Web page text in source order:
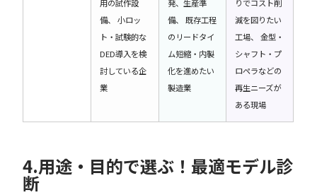
用の試作設
備、 小ロッ
ト・試験的な
DED導入を検
討している企
業
発、生産準
備、 既存工程
のリードタイ
ム短縮・内製
化を進めたい
製造業
りでコスト削
減を図りたい
工場、 金型・
シャフト・プ
ロペラなどの
再生ニーズが
ある現場
4.用途・目的で選ぶ！最適モデル診
断